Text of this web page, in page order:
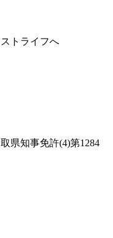
県知事免許(4)第1284